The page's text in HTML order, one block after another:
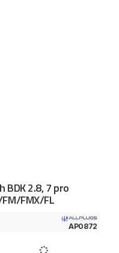
BDK 2.8, 7 pro
FMX/FL
AP0872